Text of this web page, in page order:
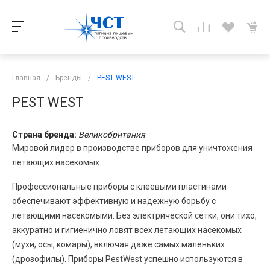
Главная / Бренды / PEST WEST
PEST WEST
Страна бренда: Великобритания
Мировой лидер в производстве приборов для уничтожения
летающих насекомых.
Профессиональные приборы с клеевыми пластинами
обеспечивают эффективную и надежную борьбу с
летающими насекомыми. Без электрической сетки, они тихо,
аккуратно и гигиенично ловят всех летающих насекомых
(мухи, осы, комары), включая даже самых маленьких
(дрозофилы). Приборы PestWest успешно используются в